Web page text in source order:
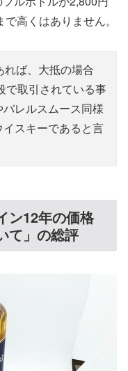
高くはありません。
ば、大抵の場合
で取引されている事
レルスムース同様
スキーであると言
ン12年の価格
て」の総評